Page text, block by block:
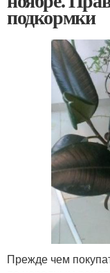
подкормки
Прежде чем